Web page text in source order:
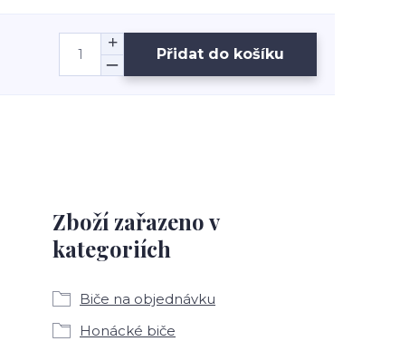
Přidat do košíku
Zboží zařazeno v
kategoriích
Biče na objednávku
Honácké biče